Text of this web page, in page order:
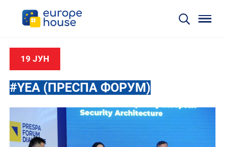
19 ЈУН
#YEA (ПРЕСПА ФОРУМ)